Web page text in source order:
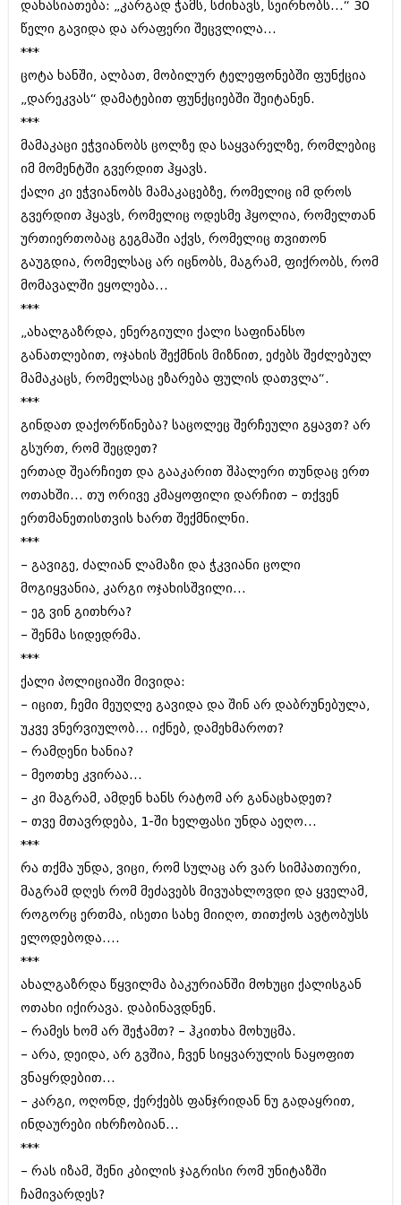
კულინარია
ავტორჩევები
ბელადები
ბიზნესსიახლეები
გვარები
იუმორი
კალეიდოსკოპი
ჰოროსკოპი და შეუცნობელი
კრიმინალი
რომანი და დეტექტივი
სახალისო ამბები
დაიჯესტი
ქალი და მამაკაცი
ისტორია
სხვადასხვა
ანონსი
ივლისი 2018 (223)
ივნისი 2018 (244)
მაისი 2018 (211)
აპრილი 2018 (194)
მარტი 2018 (256)
თებერვალი 2018 (208)
იანვარი 2018 (215)
დეკემბერი 2017 (243)
ნოემბერი 2017 (212)
აგვისტო 2017 (212)
ივლისი 2017 (233)
ივნისი 2017 (265)
აპრილი 2017 (220)
თებერვალი 2017 (205)
იანვარი 2017 (246)
დეკემბერი 2016 (207)
ნოემბერი 2016 (207)
ოქტომბერი 2016 (257)
სექტემბერი 2016 (224)
ივლისი 2016 (211)
ივნისი 2016 (221)
აპრილი 2016 (215)
მარტი 2016 (200)
თებერვალი 2016 (250)
ბიზნესსიახლეები
თემიდას სასწორი
კალეიდოსკოპი
ჰოროსკოპი და შეუცნობელი
კრიმინალი
რომანი და დეტექტივი
სახალისო ამბები
შოუბიზნესი
დაიჯესტი
ისტორია
სხვადასხვა
ანონსი
არქივი
ნოემბერი 2020 (103)
სექტემბერი 2020 (204)
აგვისტო 2020 (249)
ივლისი 2020 (204)
არქივის ზომის ნახვა
დახასიათება: „კარგად ჭამს‚ სძინავს‚ სეირნობს...“ 30
წელი გავიდა და არაფერი შეცვლილა...
***
ცოტა ხანში‚ ალბათ‚ მობილურ ტელეფონებში ფუნქცია
„დარეკვას“ დამატებით ფუნქციებში შეიტანენ.
***
მამაკაცი ეჭვიანობს ცოლზე და საყვარელზე‚ რომლებიც
იმ მომენტში გვერდით ჰყავს.
ქალი კი ეჭვიანობს მამაკაცებზე‚ რომელიც იმ დროს
გვერდით ჰყავს‚ რომელიც ოდესმე ჰყოლია‚ რომელთან
ურთიერთობაც გეგმაში აქვს‚ რომელიც თვითონ
გაუგდია‚ რომელსაც არ იცნობს‚ მაგრამ, ფიქრობს‚ რომ
მომავალში ეყოლება...
***
„ახალგაზრდა‚ ენერგიული ქალი საფინანსო
განათლებით‚ ოჯახის შექმნის მიზნით‚ ეძებს შეძლებულ
მამაკაცს‚ რომელსაც ეზარება ფულის დათვლა“.
***
გინდათ დაქორწინება? საცოლეც შერჩეული გყავთ? არ
გსურთ‚ რომ შეცდეთ?
ერთად შეარჩიეთ და გააკარით შპალერი თუნდაც ერთ
ოთახში... თუ ორივე კმაყოფილი დარჩით – თქვენ
ერთმანეთისთვის ხართ შექმნილნი.
***
– გავიგე, ძალიან ლამაზი და ჭკვიანი ცოლი
მოგიყვანია‚ კარგი ოჯახისშვილი...
– ეგ ვინ გითხრა?
– შენმა სიდედრმა.
***
ქალი პოლიციაში მივიდა:
– იცით‚ ჩემი მეუღლე გავიდა და შინ არ დაბრუნებულა‚
უკვე ვნერვიულობ... იქნებ‚ დამეხმაროთ?
– რამდენი ხანია?
– მეოთხე კვირაა...
– კი მაგრამ‚ ამდენ ხანს რატომ არ განაცხადეთ?
– თვე მთავრდება‚ 1-ში ხელფასი უნდა აეღო...
***
რა თქმა უნდა, ვიცი‚ რომ სულაც არ ვარ სიმპათიური,
მაგრამ დღეს რომ მეძავებს მივუახლოვდი და ყველამ‚
როგორც ერთმა‚ ისეთი სახე მიიღო‚ თითქოს ავტობუსს
ელოდებოდა....
***
ახალგაზრდა წყვილმა ბაკურიანში მოხუცი ქალისგან
ოთახი იქირავა. დაბინავდნენ.
– რამეს ხომ არ შეჭამთ? – ჰკითხა მოხუცმა.
– არა‚ დეიდა‚ არ გვშია‚ ჩვენ სიყვარულის ნაყოფით
ვნაყრდებით...
– კარგი, ოღონდ‚ ქერქებს ფანჯრიდან ნუ გადაყრით‚
ინდაურები იხრჩობიან...
***
– რას იზამ‚ შენი კბილის ჯაგრისი რომ უნიტაზში
ჩამივარდეს?